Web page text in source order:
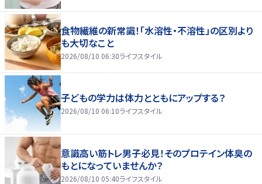
食物繊維の新常識！「水溶性・不溶性」の区別より
も大切なこと
2026/08/10 06:30ライフスタイル
子どもの学力は体力とともにアップする？
2026/08/10 06:10ライフスタイル
意識高い筋トレ男子必見！そのプロテイン体臭の
もとになっていませんか？
2026/08/10 05:40ライフスタイル